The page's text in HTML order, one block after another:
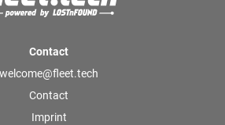
Contact
welcome@fleet.tech
Contact
Imprint